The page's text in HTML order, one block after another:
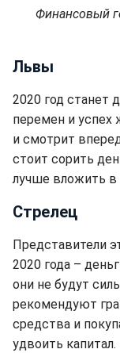
Финансовый
Львы
2020 год станет
перемен и успех
и смотрит
стоит сорить
лучше вложить в
Стрелец
Представители
2020 года –
они не будут
рекомендуют
средства и
удвоить капитал.